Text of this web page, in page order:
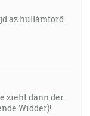
az hullámtörő
zieht dann der
Widder)!